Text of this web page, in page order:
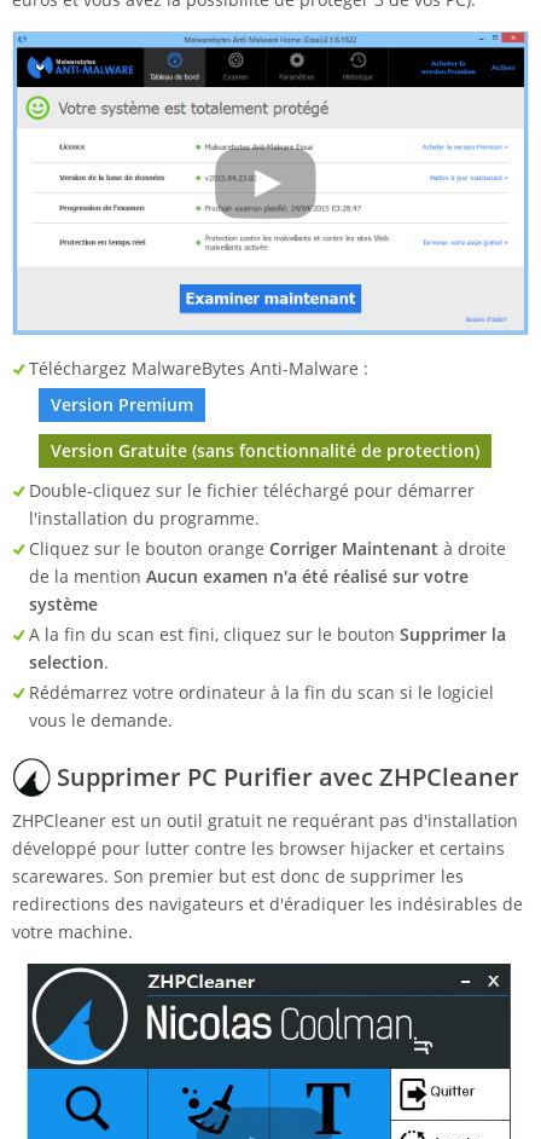
Téléchargez MalwareBytes Anti-Malware :
Version Premium
Version Gratuite (sans fonctionnalité de protection)
Double-cliquez sur le fichier téléchargé pour démarrer
l'installation du programme.
Cliquez sur le bouton orange Corriger Maintenant à droite
de la mention Aucun examen n'a été réalisé sur votre
système
A la fin du scan est fini, cliquez sur le bouton Supprimer la
selection.
Rédémarrez votre ordinateur à la fin du scan si le logiciel
vous le demande.
Supprimer PC Purifier avec ZHPCleaner
ZHPCleaner est un outil gratuit ne requérant pas d'installation
développé pour lutter contre les browser hijacker et certains
scarewares. Son premier but est donc de supprimer les
redirections des navigateurs et d'éradiquer les indésirables de
votre machine.